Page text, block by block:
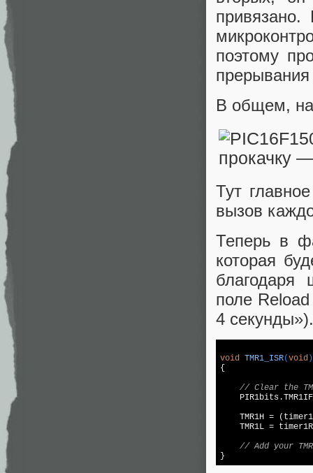
поэтому
В общем,
Тут
вызов
Теперь в
которая
благодаря
поле
4 секунды»).
void TMR1_ISR(void )
{
// Clear the
TMR1H =
TMR1L =
// Add your
}